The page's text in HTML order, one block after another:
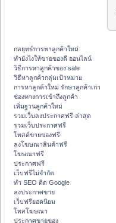
กลยุทธ์การหาลูกค้าใหม่
ทํายังไงให้ขายของดี ออนไลน์
วิธีการหาลูกค้าของ sale
วิธีหาลูกค้ากลุ่มเป้าหมาย
การหาลูกค้าใหม่ รักษาลูกค้าเก่า
ช่องทางการเข้าถึงลูกค้า
เพิ่มฐานลูกค้าใหม่
รวมเว็บลงประกาศฟรี ล่าสุด
รวมเว็บประกาศฟรี
โพสต์ขายของฟรี
ลงโฆษณาสินค้าฟรี
โฆษณาฟรี
ประกาศฟรี
เว็บฟรีไม่จำกัด
ทำ SEO ติด Google
ลงประกาศขาย
เว็บฟรียอดนิยม
โพสโฆษณา
ประกาศขายของ